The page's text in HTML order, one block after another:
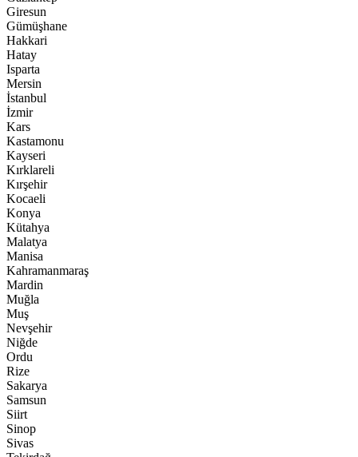
Giresun
Gümüşhane
Hakkari
Hatay
Isparta
Mersin
İstanbul
İzmir
Kars
Kastamonu
Kayseri
Kırklareli
Kırşehir
Kocaeli
Konya
Kütahya
Malatya
Manisa
Kahramanmaraş
Mardin
Muğla
Muş
Nevşehir
Niğde
Ordu
Rize
Sakarya
Samsun
Siirt
Sinop
Sivas